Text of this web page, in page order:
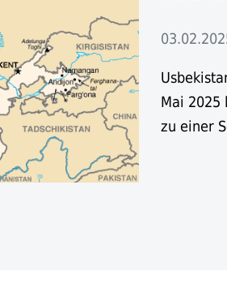
Mai 2025
zu einer